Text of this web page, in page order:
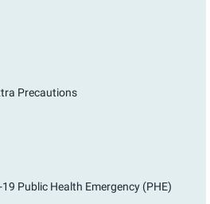
Precautions
Public Health Emergency (PHE)